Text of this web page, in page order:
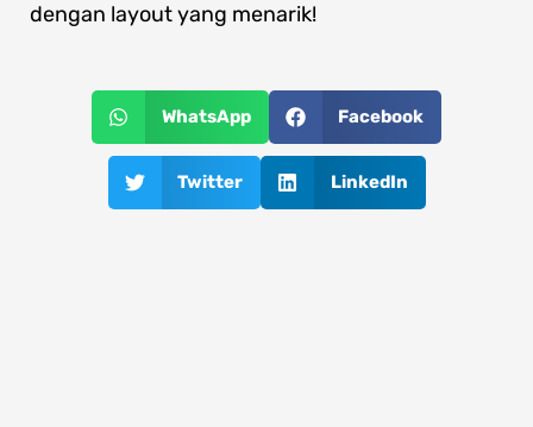
dengan layout yang menarik!
WhatsApp Facebook
Twitter LinkedIn